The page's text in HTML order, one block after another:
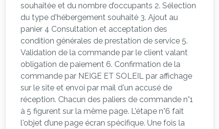
souhaitée et du nombre d’occupants 2. Sélection
du type d'hébergement souhaité 3. Ajout au
panier 4 Consultation et acceptation des
condition générales de prestation de service 5.
Validation de la commande par le client valant
obligation de paiement 6. Confirmation de la
commande par NEIGE ET SOLEIL par affichage
sur le site et envoi par mail d'un accusé de
réception. Chacun des paliers de commande n°1
à 5 figurent sur la même page. L'étape n°6 fait
l'objet d’une page écran spécifique. Une fois la